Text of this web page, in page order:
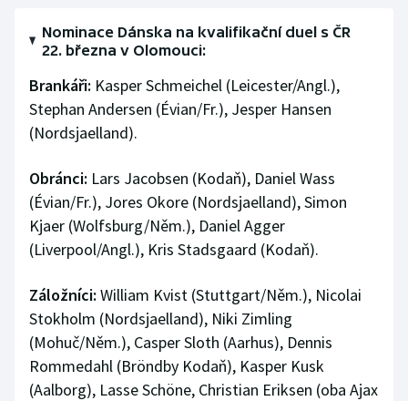
Olympijské hry
Plavání
Plážový volejbal
Rychlobruslení
Rychlostní kanoistika
Nominace Dánska na kvalifikační duel s ČR
22. března v Olomouci:
Brankáři: Kasper Schmeichel (Leicester/Angl.),
Stephan Andersen (Évian/Fr.), Jesper Hansen
(Nordsjaelland).
Obránci: Lars Jacobsen (Kodaň), Daniel Wass
(Évian/Fr.), Jores Okore (Nordsjaelland), Simon
Kjaer (Wolfsburg/Něm.), Daniel Agger
(Liverpool/Angl.), Kris Stadsgaard (Kodaň).
Záložníci: William Kvist (Stuttgart/Něm.), Nicolai
Stokholm (Nordsjaelland), Niki Zimling
(Mohuč/Něm.), Casper Sloth (Aarhus), Dennis
Rommedahl (Bröndby Kodaň), Kasper Kusk
(Aalborg), Lasse Schöne, Christian Eriksen (oba Ajax